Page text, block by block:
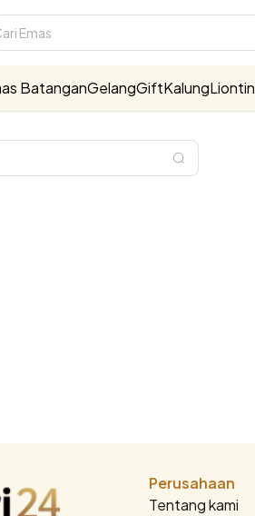
BatanganGelangGiftKalungLiontin
Perusahaan
Tentang kami